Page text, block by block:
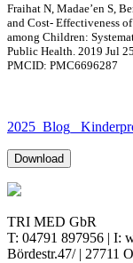
Fraihat N, Madae’en S,
and Cost- Effectiveness
among Children:
Public Health. 2019 Jul
PMCID: PMC6696287
2025_Blog_
Download
TRI MED GbR
T: 04791 897956 | I:
Bördestr.47/ | 27711